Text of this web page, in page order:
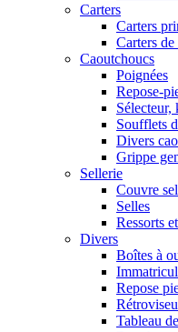
Carters
Carters
Carters de
Caoutchoucs
Poignées
Repose-
Sélecteur,
Soufflets
Divers
Grippe
Sellerie
Couvre
Selles
Ressorts
Divers
Boîtes à
Repose
Tableau